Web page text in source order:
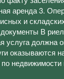
аренда 3.
и
В
услуга должна
оказываются
недвижимости